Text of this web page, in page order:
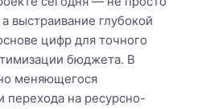
выстраивание глубокой
цифр для точного
бюджета. В
меняющегося
перехода на ресурсно-